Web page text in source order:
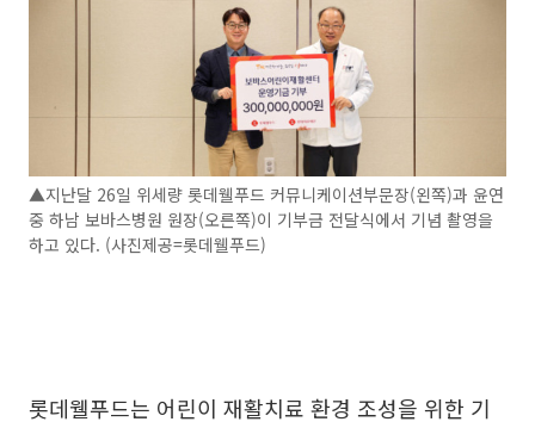
▲지난달 26일 위세량 롯데웰푸드 커뮤니케이션부문장(왼쪽)과 윤연
중 하남 보바스병원 원장(오른쪽)이 기부금 전달식에서 기념 촬영을
하고 있다. (사진제공=롯데웰푸드)
롯데웰푸드는 어린이 재활치료 환경 조성을 위한 기